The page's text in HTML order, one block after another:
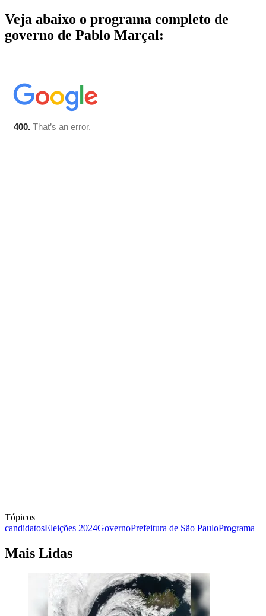
Veja abaixo o programa completo de
governo de Pablo Marçal:
Tópicos
candidatosEleições 2024GovernoPrefeitura de São PauloPrograma
Mais Lidas